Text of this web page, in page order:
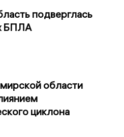
подверглась
БПЛА
области
циклона